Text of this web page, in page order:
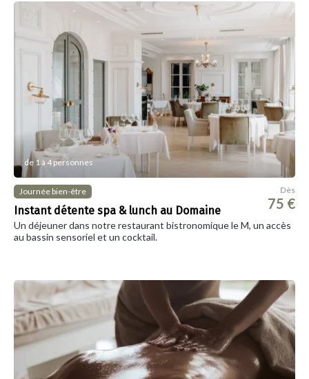
de 1 à 4 personnes
Journée bien-être
Instant détente spa & lunch au Domaine
Dès
75 €
Un déjeuner dans notre restaurant bistronomique le M, un accès
au bassin sensoriel et un cocktail.